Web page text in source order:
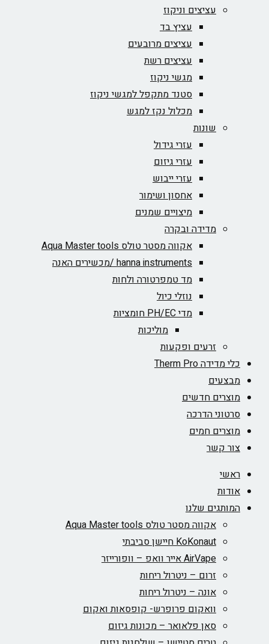
עציצים וניקוז
עציץ בד
עציצים מרובעים
עציצים רשת
מגשי ניקוז
סטנד מתקפל למגשי ניקוז
מכלול נקז למגש
שונות
עזרי גידול
עזרי גיזום
עזרי ייבוש
אחסון ושימור
מיצויים שמנים
מדידה ובקרה
אקווה מסטר טולס Aqua Master tools
hanna instruments /מכשירים האנה
מד טמפרטורה ולחות
נוזלי כיול
מדי PH/EC חומציות
מוליכות
זרעים ופקעות
כלי מדידה Therm Pro
מבצעים
מוצרים חדשים
סרטוני הדרכה
מוצרים חמים
צור קשר
ראשי
אודות
המותגים שלנו
אקווה מסטר טולס Aqua Master tools
KoKonaut חיישן סביבתי
AirVape אייר וואפ – וופורייזר
זרום – ניטרול ריחות
אונה – ניטרול ריחות
וואקום פרופרש- קופסאות ואקום
סאן פלאואר – מכונות גיזום